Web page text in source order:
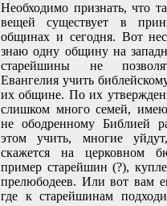
Необходимо признать, что
вещей существует в
общинах и сегодня. Вот
знаю одну общину на
старейшины не
Евангелия учить
их общине. По их
слишком много семей,
не ободренному Библией
этом учить, многие
скажется на церковном
пример старейшин (?),
прелюбодеев. Или вот вам
где к старейшинам